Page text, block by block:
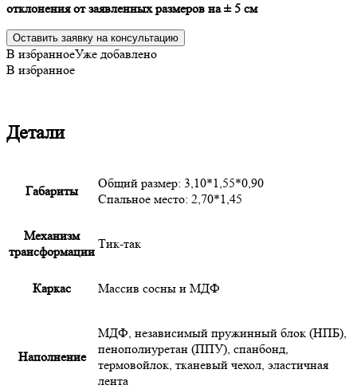
отклонения от заявленных размеров на ± 5 см
Оставить заявку на консультацию
В избранноеУже добавлено
В избранное
Детали
Габариты
Общий размер: 3,10*1,55*0,90
Спальное место: 2,70*1,45
Механизм
трансформации
Тик-так
Каркас Массив сосны и МДФ
Наполнение
МДФ независимый пружинный блок (НПБ)
пенополиуретан (ППУ) спанбонд
термовойлок тканевый чехол эластичная
лента